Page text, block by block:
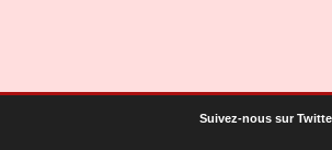
Suivez-nous sur